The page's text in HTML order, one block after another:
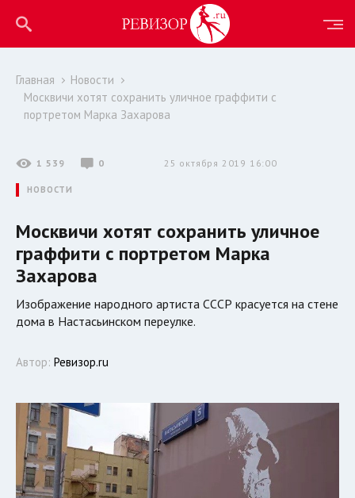
Главная
Новости
Москвичи хотят сохранить уличное граффити с
портретом Марка Захарова
1 539 0 25 октября 2019 16:00
НОВОСТИ
Москвичи хотят сохранить уличное
граффити с портретом Марка
Захарова
Изображение народного артиста СССР красуется на стене
дома в Настасьинском переулке.
Автор: Ревизор.ru